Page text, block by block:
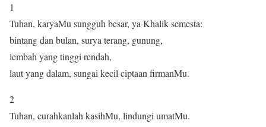
1
Tuhan, karyaMu sungguh besar, ya Khalik semesta:
bintang dan bulan, surya terang, gunung,
lembah yang tinggi rendah,
laut yang dalam, sungai kecil ciptaan firmanMu.
2
Tuhan, curahkanlah kasihMu, lindungi umatMu.